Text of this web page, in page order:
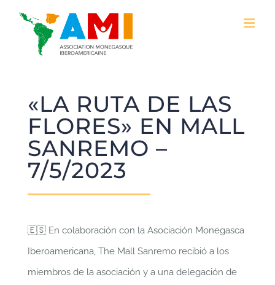
Saltar
contenido
«LA RUTA DE LAS
FLORES» EN MALL
SANREMO –
7/5/2023
🇪🇸 En colaboración con la Asociación Monegasca
Iberoamericana, The Mall Sanremo recibió a los
miembros de la asociación y a una delegación de